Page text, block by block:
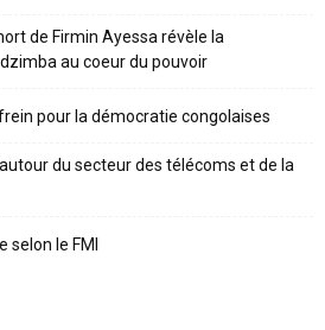
de Firmin Ayessa révèle la
au coeur du pouvoir
pour la démocratie congolaises
du secteur des télécoms et de la
selon le FMI